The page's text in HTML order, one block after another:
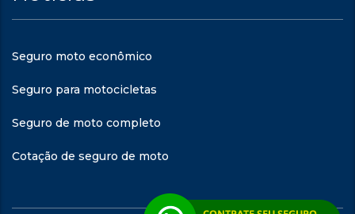
Seguro moto econômico
Seguro para motocicletas
Seguro de moto completo
Cotação de seguro de moto